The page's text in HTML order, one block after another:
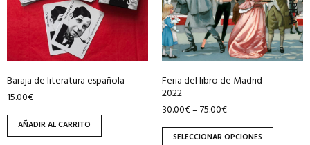
Baraja de literatura española
15.00€
AÑADIR AL CARRITO
Feria del libro de Madrid
2022
30.00€–75.00€
SELECCIONAR OPCIONES
se
pueden
elegir
en
la
página
de
producto